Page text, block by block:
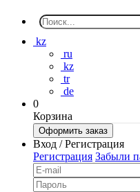
kz
ru
kz
tr
de
0
Корзина
Оформить заказ
Вход / Регистрация
Регистрация Забыли